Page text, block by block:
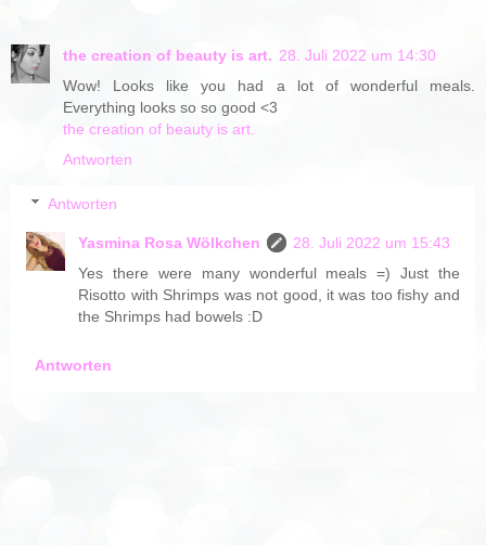
the creation of beauty is art. 28. Juli 2022 um 14:30
Wow! Looks like you had a lot of wonderful meals.
Everything looks so so good <3
the creation of beauty is art.
Antworten
Antworten
Yasmina Rosa Wölkchen
28. Juli 2022 um 15:43
Yes there were many wonderful meals =) Just the
Risotto with Shrimps was not good, it was too fishy and
the Shrimps had bowels :D
Antworten